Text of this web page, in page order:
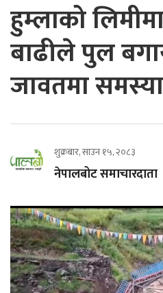
हुम्लाको
बाढीले पुल
जावतमा समस्या
शुक्रबार, साउन १५, २०८३
नेपालबोट समाचारदाता